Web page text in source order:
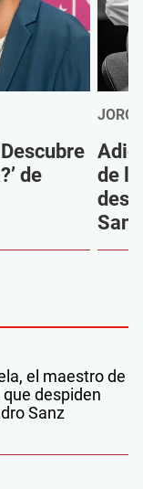
de
de
Sanz
el maestro de
despiden
Sanz